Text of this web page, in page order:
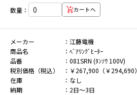
数量： カートへ
メーカー
江藤電機
商品名
ﾍﾞｱﾘﾝｸﾞﾋｰﾀｰ
品番
081SRN (ﾀﾝｿｳ 100V)
税別価格（税込）
￥267,900（￥294,690）
在庫
なし
納期
2日～3日